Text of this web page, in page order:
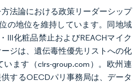
法論における政策リーダーシップ
の地位を維持しています。同地域
III化粧品禁止およびREACHマイク
ジは、遺伝毒性優先リストへの化
ます（cirs-group.com）。欧州連
するOECDパリ事務局は、データ